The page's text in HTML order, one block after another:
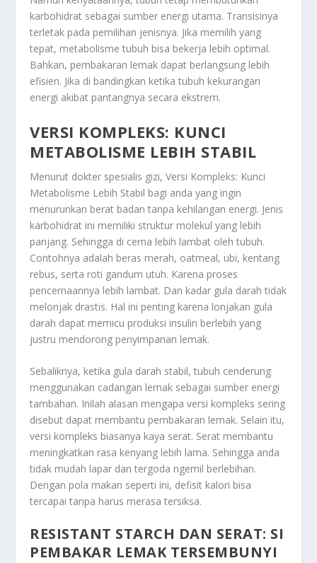
karbohidrat sebagai sumber energi utama. Transisinya
terletak pada pemilihan jenisnya. Jika memilih yang
tepat, metabolisme tubuh bisa bekerja lebih optimal.
Bahkan, pembakaran lemak dapat berlangsung lebih
efisien. Jika di bandingkan ketika tubuh kekurangan
energi akibat pantangnya secara ekstrem.
VERSI KOMPLEKS: KUNCI
METABOLISME LEBIH STABIL
Menurut dokter spesialis gizi,Versi Kompleks: Kunci
Metabolisme Lebih Stabil bagi anda yang ingin
menurunkan berat badan tanpa kehilangan energi. Jenis
karbohidrat ini memiliki struktur molekul yang lebih
panjang. Sehingga di cerna lebih lambat oleh tubuh.
Contohnya adalah beras merah, oatmeal, ubi, kentang
rebus, serta roti gandum utuh. Karena proses
pencernaannya lebih lambat. Dan kadar gula darah tidak
melonjak drastis. Hal ini penting karena lonjakan gula
darah dapat memicu produksi insulin berlebih yang
justru mendorong penyimpanan lemak.
Sebaliknya, ketika gula darah stabil, tubuh cenderung
menggunakan cadangan lemak sebagai sumber energi
tambahan. Inilah alasan mengapa versi kompleks sering
disebut dapat membantu pembakaran lemak. Selain itu,
versi kompleks biasanya kaya serat. Serat membantu
meningkatkan rasa kenyang lebih lama. Sehingga anda
tidak mudah lapar dan tergoda ngemil berlebihan.
Dengan pola makan seperti ini, defisit kalori bisa
tercapai tanpa harus merasa tersiksa.
RESISTANT STARCH DAN SERAT: SI
PEMBAKAR LEMAK TERSEMBUNYI